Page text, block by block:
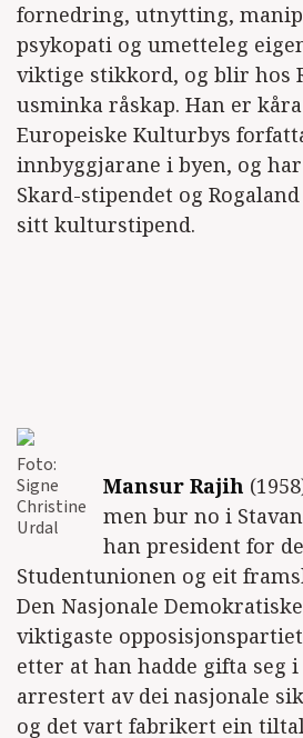
fornedring, utnytting,
psykopati og umetteleg
viktige stikkord, og blir hos
usminka råskap. Han er
Europeiske Kulturbys
innbyggjarane i byen, og
Skard-stipendet og
sitt kulturstipend.
Foto:
Signe
Christine
Urdal
Mansur Rajih
men bur no i
han president for
Studentunionen og eit
Den Nasjonale
viktigaste opposisjonspartiet
etter at han hadde gifta seg
arrestert av dei nasjonale
og det vart fabrikert ein